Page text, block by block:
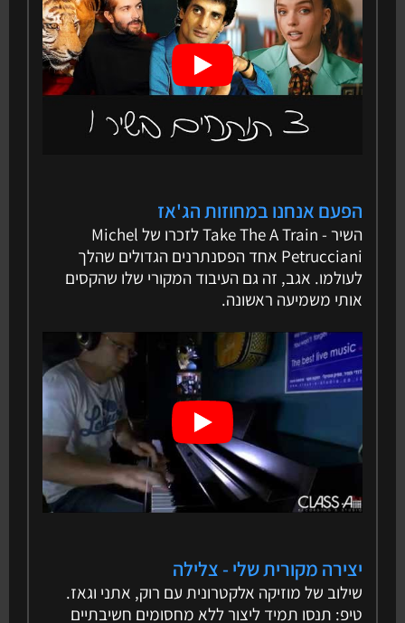
הפעם אנחנו במחוזות הג'אז
השיר - Take The A Train לזכרו של Michel
Petrucciani אחד הפסנתרנים הגדולים שהלך
לעולמו. אגב, זה גם העיבוד המקורי שלו שהקסים
אותי משמיעה ראשונה.
יצירה מקורית שלי - צלילה
שילוב של מוזיקה אלקטרונית עם רוק, אתני וגאז.
טיפ: תנסו תמיד ליצור ללא מחסומים חשיבתיים